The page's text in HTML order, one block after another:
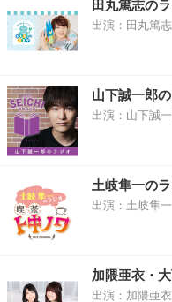
田丸篤志の
出演：田丸篤志
山下誠一郎
出演：山下誠
土岐隼一の
出演：土岐隼一
加隈亜衣・
出演：加隈亜